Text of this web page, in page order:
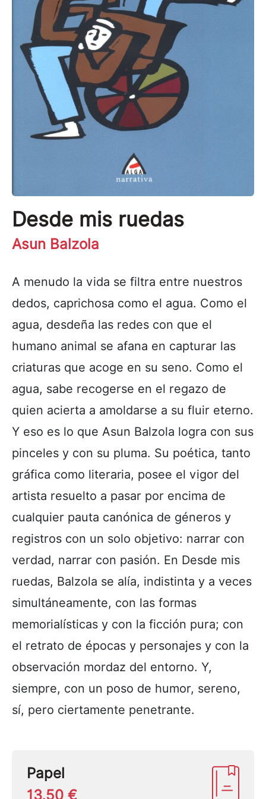
Desde mis ruedas
Asun Balzola
A menudo la vida se filtra entre nuestros
dedos, caprichosa como el agua. Como el
agua, desdeña las redes con que el
humano animal se afana en capturar las
criaturas que acoge en su seno. Como el
agua, sabe recogerse en el regazo de
quien acierta a amoldarse a su fluir eterno.
Y eso es lo que Asun Balzola logra con sus
pinceles y con su pluma. Su poética, tanto
gráfica como literaria, posee el vigor del
artista resuelto a pasar por encima de
cualquier pauta canónica de géneros y
registros con un solo objetivo: narrar con
verdad, narrar con pasión. En Desde mis
ruedas, Balzola se alía, indistinta y a veces
simultáneamente, con las formas
memorialísticas y con la ficción pura; con
el retrato de épocas y personajes y con la
observación mordaz del entorno. Y,
siempre, con un poso de humor, sereno,
sí, pero ciertamente penetrante.
Papel
13,50 €